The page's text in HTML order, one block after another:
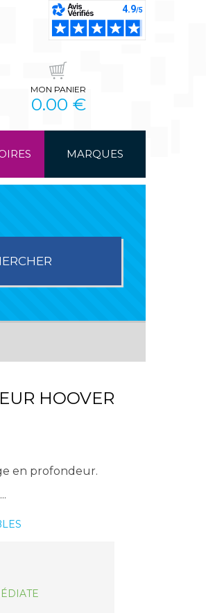
MON PANIER
0.00 €
MARQUES
HOOVER
en profondeur.